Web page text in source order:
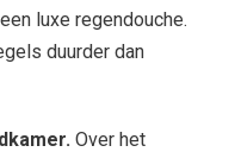
luxe regendouche.
duurder dan
Over het